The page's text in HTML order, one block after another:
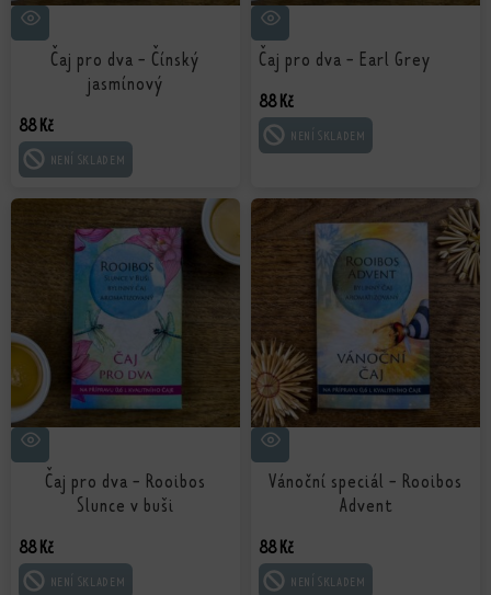
Čaj pro dva - Čínský
jasmínový
88 Kč
ČTĚTE VÍCE
Čaj pro dva - Earl Grey
88 Kč
ČTĚTE VÍCE
Čaj pro dva - Rooibos
Slunce v buši
88Kč
ČTĚTE VÍCE
Vánoční speciál - Rooibos
Advent
88Kč
ČTĚTE VÍCE